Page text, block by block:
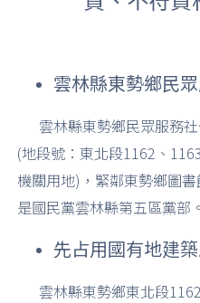
雲林縣東勢鄉民
雲林縣東勢鄉民眾服務
(地段號：東北段1162、
機關用地)，緊鄰東勢鄉圖
是國民黨雲林縣第五區黨部。
先占用國有地建
雲林縣東勢鄉東北段